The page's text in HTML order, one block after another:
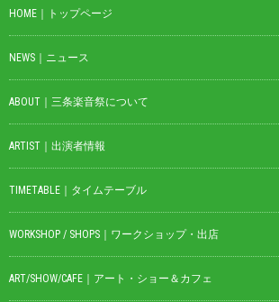
HOME｜トップページ
NEWS｜ニュース
ABOUT｜三条楽音祭について
ARTIST｜出演者情報
TIMETABLE｜タイムテーブル
WORKSHOP / SHOPS｜ワークショップ・出店
ART/SHOW/CAFE｜アート・ショー＆カフェ